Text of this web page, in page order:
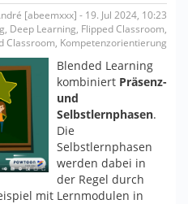
[abeemxxx] - 19. Jul 2024, 10:23
Deep Learning, Flipped Classroom,
Classroom, Kompetenzorientierung
Blended Learning
kombiniert Präsenz-
und
Selbstlernphasen.
Die
Selbstlernphasen
werden dabei in
der Regel durch
mit Lernmodulen in